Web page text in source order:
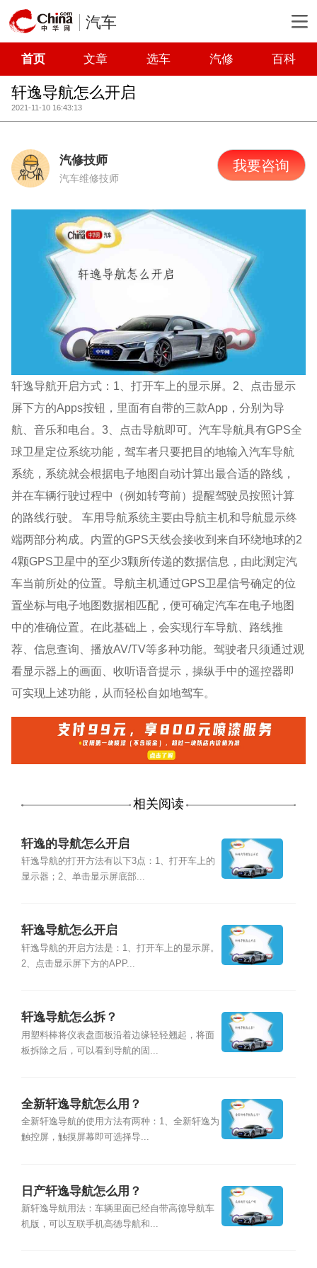
汽车
首页 文章 选车 汽修 百科
轩逸导航怎么开启
2021-11-10 16:43:13
汽修技师
汽车维修技师
我要咨询
轩逸导航开启方式：1、打开车上的显示屏。2、点击显示
屏下方的Apps按钮，里面有自带的三款App，分别为导
航、音乐和电台。3、点击导航即可。汽车导航具有GPS全
球卫星定位系统功能，驾车者只要把目的地输入汽车导航
系统，系统就会根据电子地图自动计算出最合适的路线，
并在车辆行驶过程中（例如转弯前）提醒驾驶员按照计算
的路线行驶。 车用导航系统主要由导航主机和导航显示终
端两部分构成。内置的GPS天线会接收到来自环绕地球的2
4颗GPS卫星中的至少3颗所传递的数据信息，由此测定汽
车当前所处的位置。导航主机通过GPS卫星信号确定的位
置坐标与电子地图数据相匹配，便可确定汽车在电子地图
中的准确位置。在此基础上，会实现行车导航、路线推
荐、信息查询、播放AV/TV等多种功能。驾驶者只须通过观
看显示器上的画面、收听语音提示，操纵手中的遥控器即
可实现上述功能，从而轻松自如地驾车。
相关阅读
轩逸的导航怎么开启
轩逸导航的打开方法有以下3点：1、打开车上的
显示器；2、单击显示屏底部...
轩逸导航怎么开启
轩逸导航的开启方法是：1、打开车上的显示屏。
2、点击显示屏下方的APP...
轩逸导航怎么拆？
用塑料棒将仪表盘面板沿着边缘轻轻翘起，将面
板拆除之后，可以看到导航的固...
全新轩逸导航怎么用？
全新轩逸导航的使用方法有两种：1、全新轩逸为
触控屏，触摸屏幕即可选择导...
日产轩逸导航怎么用？
新轩逸导航用法：车辆里面已经自带高德导航车
机版，可以互联手机高德导航和...